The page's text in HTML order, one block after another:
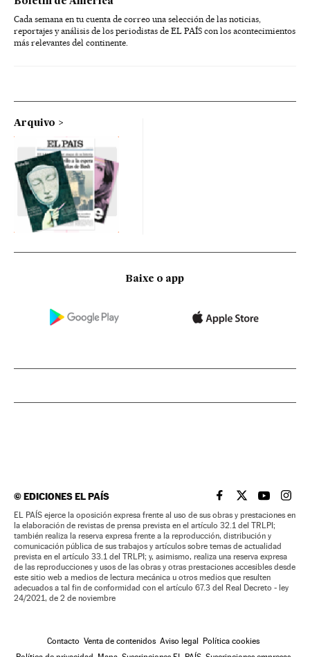
Cada semana en tu cuenta de correo una selección de las noticias,
reportajes y análisis de los periodistas de EL PAÍS con los acontecimientos
más relevantes del continente.
Arquivo
Baixe o app
©EDICIONES EL PAÍS EL PAÍS BRASIL EN
EL PAÍSEL PAÍS
EL
EL PAÍS ejerce la oposición expresa frente al uso de sus obras y prestaciones en
la elaboración de revistas de prensa prevista en el artículo 32.1 del TRLPI;
también realiza la reserva expresa frente a la reproducción, distribución y
comunicación pública de sus trabajos y artículos sobre temas de actualidad
prevista en el artículo 33.1 del TRLPI; y, asimismo, realiza una reserva expresa
de las reproducciones y usos de las obras y otras prestaciones accesibles desde
este sitio web a medios de lectura mecánica u otros medios que resulten
adecuados a tal fin de conformidad con el artículo 67.3 del Real Decreto - ley
24/2021, de 2 de noviembre
Contacto Venta de contenidos Aviso legal Política cookies